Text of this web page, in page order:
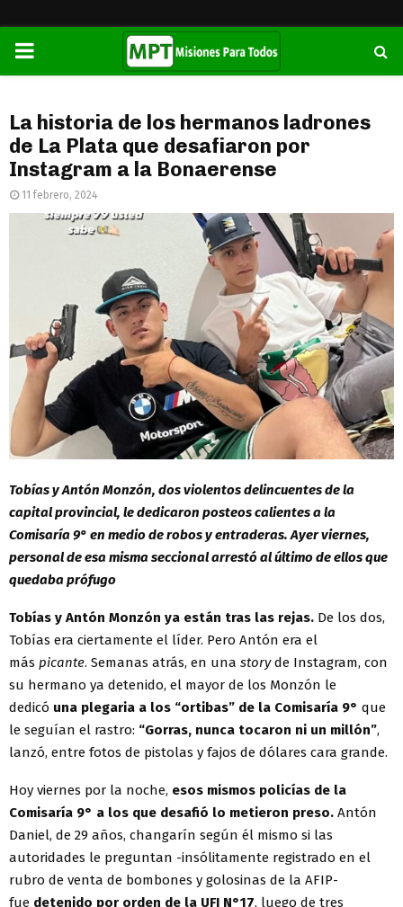
PRIMARY
La historia de los hermanos ladrones
de La Plata que desafiaron por
Instagram a la Bonaerense
11 febrero, 2024
Tobías y Antón Monzón, dos violentos delincuentes de la
capital provincial, le dedicaron posteos calientes a la
Comisaría 9° en medio de robos y entraderas. Ayer viernes,
personal de esa misma seccional arrestó al último de ellos que
quedaba prófugo
Tobías y Antón Monzón ya están tras las rejas. De los dos,
Tobías era ciertamente el líder. Pero Antón era el
más picante. Semanas atrás, en una storyde Instagram, con
su hermano ya detenido, el mayor de los Monzón le
dedicó una plegaria a los “ortibas” de la Comisaría 9° que
le seguían el rastro: “Gorras, nunca tocaron ni un millón”,
lanzó, entre fotos de pistolas y fajos de dólares cara grande.
Hoy viernes por la noche, esos mismos policías de la
Comisaría 9° a los que desafió lo metieron preso. Antón
Daniel, de 29 años, changarín según él mismo si las
autoridades le preguntan -insólitamente registrado en el
rubro de venta de bombones y golosinas de la AFIP-
fue detenido por orden de la UFI N°17, luego de tres